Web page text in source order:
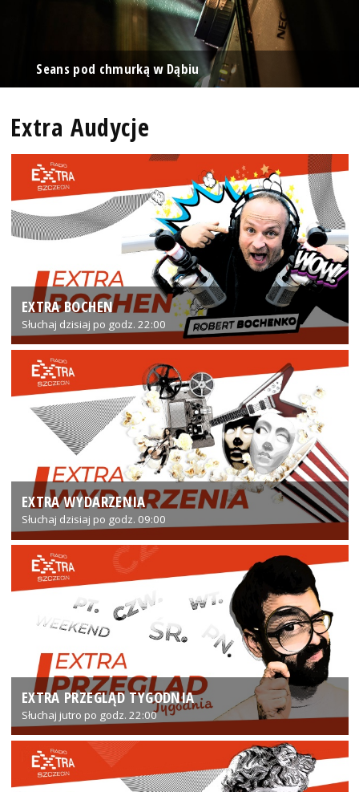
Seans pod chmurką w Dąbiu
Extra Audycje
EXTRA BOCHEN
Słuchaj dzisiaj po godz. 22:00
EXTRA WYDARZENIA
Słuchaj dzisiaj po godz. 09:00
EXTRA PRZEGLĄD TYGODNIA
Słuchaj jutro po godz. 22:00